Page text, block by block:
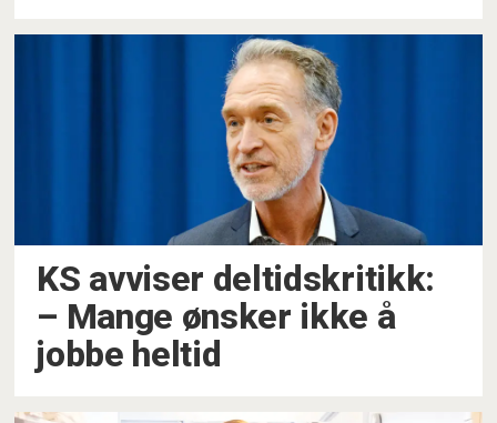
KS avviser deltidskritikk:
– Mange ønsker ikke å
jobbe heltid